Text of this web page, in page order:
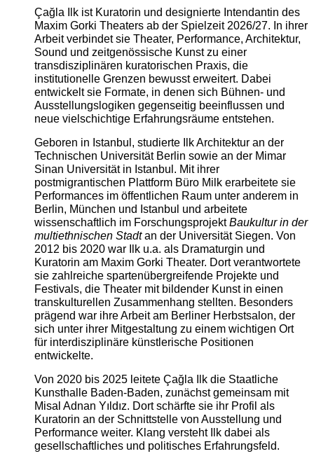
Çağla Ilk ist Kuratorin und designierte Intendantin des
Maxim Gorki Theaters ab der Spielzeit 2026/27. In ihrer
Arbeit verbindet sie Theater, Performance, Architektur,
Sound und zeitgenössische Kunst zu einer
transdisziplinären kuratorischen Praxis, die
institutionelle Grenzen bewusst erweitert. Dabei
entwickelt sie Formate, in denen sich Bühnen- und
Ausstellungslogiken gegenseitig beeinflussen und
neue vielschichtige Erfahrungsräume entstehen.
Geboren in Istanbul, studierte Ilk Architektur an der
Technischen Universität Berlin sowie an der Mimar
Sinan Universität in Istanbul. Mit ihrer
postmigrantischen Plattform Büro Milk erarbeitete sie
Performances im öffentlichen Raum unter anderem in
Berlin, München und Istanbul und arbeitete
wissenschaftlich im ForschungsprojektBaukultur in der
multiethnischen Stadtan der Universität Siegen. Von
2012 bis 2020 war Ilk u.a. als Dramaturgin und
Kuratorin am Maxim Gorki Theater. Dort verantwortete
sie zahlreiche spartenübergreifende Projekte und
Festivals, die Theater mit bildender Kunst in einen
transkulturellen Zusammenhang stellten. Besonders
prägend war ihre Arbeit am Berliner Herbstsalon, der
sich unter ihrer Mitgestaltung zu einem wichtigen Ort
für interdisziplinäre künstlerische Positionen
entwickelte.
Von 2020 bis 2025 leitete Çağla Ilk die Staatliche
Kunsthalle Baden-Baden, zunächst gemeinsam mit
Misal Adnan Yıldız. Dort schärfte sie ihr Profil als
Kuratorin an der Schnittstelle von Ausstellung und
Performance weiter. Klang versteht Ilk dabei als
gesellschaftliches und politisches Erfahrungsfeld.